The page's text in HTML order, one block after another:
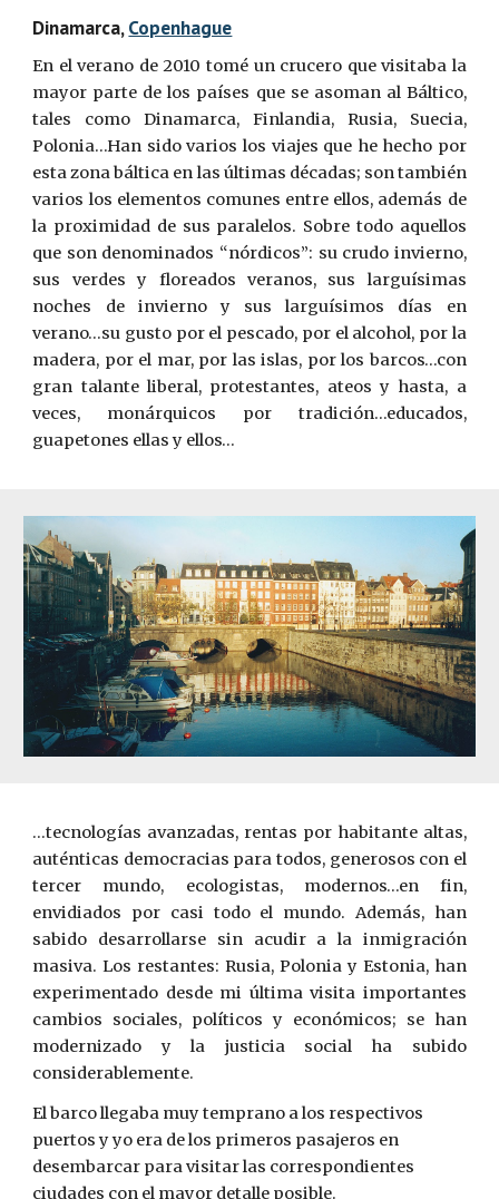
Dinamarca,Copenhague
En el verano de 2010 tomé un crucero que visitaba la
mayor parte de los países que se asoman al Báltico,
tales como Dinamarca, Finlandia, Rusia, Suecia,
Polonia…Han sido varios los viajes que he hecho por
esta zona báltica en las últimas décadas; son también
varios los elementos comunes entre ellos, además de
la proximidad de sus paralelos. Sobre todo aquellos
que son denominados “nórdicos”: su crudo invierno,
sus verdes y floreados veranos, sus larguísimas
noches de invierno y sus larguísimos días en
verano…su gusto por el pescado, por el alcohol, por la
madera, por el mar, por las islas, por los barcos…con
gran talante liberal, protestantes, ateos y hasta, a
veces, monárquicos por tradición…educados,
guapetones ellas y ellos…
...tecnologías avanzadas, rentas por habitante altas,
auténticas democracias para todos, generosos con el
tercer mundo, ecologistas, modernos…en fin,
envidiados por casi todo el mundo. Además, han
sabido desarrollarse sin acudir a la inmigración
masiva. Los restantes: Rusia, Polonia y Estonia, han
experimentado desde mi última visita importantes
cambios sociales, políticos y económicos; se han
modernizado y la justicia social ha subido
considerablemente.
El barco llegaba muy temprano a los respectivos
puertos y yo era de los primeros pasajeros en
desembarcar para visitar las correspondientes
ciudades con el mayor detalle posible.